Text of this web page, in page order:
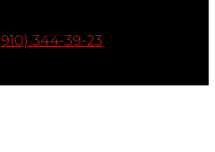
344-39-23